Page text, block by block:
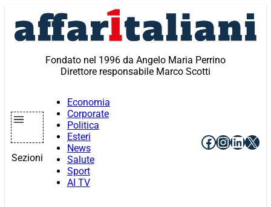
contenuto
Fondato nel 1996 da Angelo Maria Perrino
Direttore responsabile Marco Scotti
Sezioni
Economia
Corporate
Politica
Esteri
News
Salute
Sport
AI TV
Facebook
X